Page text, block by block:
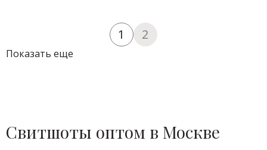
1 2
Показать еще
Свитшоты оптом в Москве